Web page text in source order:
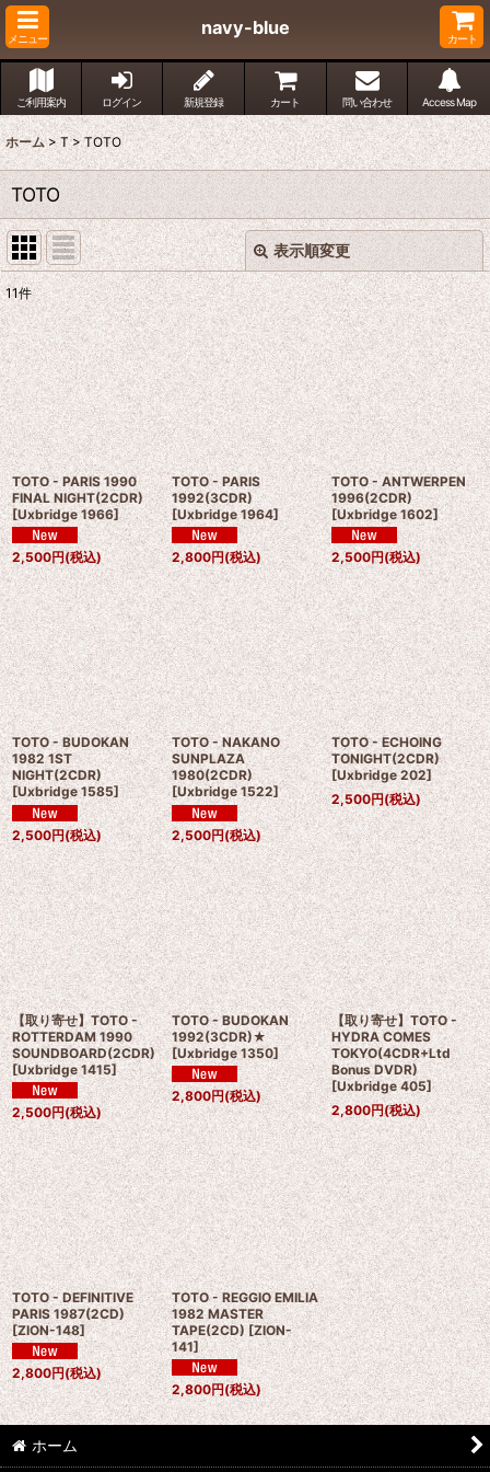
メニュー
navy-blue
カート
ご利用案内 ログイン 新規登録 カート 問い合わせ Access Map
ホーム > T > TOTO
TOTO
表示順変更
表示数:
並び順:
絞り込む
閉じる
11件
TOTO - PARIS 1990
FINAL NIGHT(2CDR)
[Uxbridge 1966]
2,500円(税込)
TOTO - PARIS
1992(3CDR)
[Uxbridge 1964]
2,800円(税込)
TOTO - ANTWERPEN
1996(2CDR)
[Uxbridge 1602]
2,500円(税込)
TOTO - BUDOKAN
1982 1ST
NIGHT(2CDR)
[Uxbridge 1585]
2,500円(税込)
TOTO - NAKANO
SUNPLAZA
1980(2CDR)
[Uxbridge 1522]
2,500円(税込)
TOTO - ECHOING
TONIGHT(2CDR)
[Uxbridge 202]
2,500円(税込)
【取り寄せ】TOTO -
ROTTERDAM 1990
SOUNDBOARD(2CDR)
[Uxbridge 1415]
2,500円(税込)
TOTO - BUDOKAN
1992(3CDR)★
[Uxbridge 1350]
2,800円(税込)
【取り寄せ】TOTO -
HYDRA COMES
TOKYO(4CDR+Ltd
Bonus DVDR)
[Uxbridge 405]
2,800円(税込)
TOTO - DEFINITIVE
PARIS 1987(2CD)
[ZION-148]
2,800円(税込)
TOTO - REGGIO EMILIA
1982 MASTER
TAPE(2CD) [ZION-
141]
2,800円(税込)
ホーム